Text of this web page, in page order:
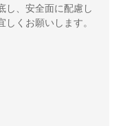
し、安全面に配慮し
くお願いします。